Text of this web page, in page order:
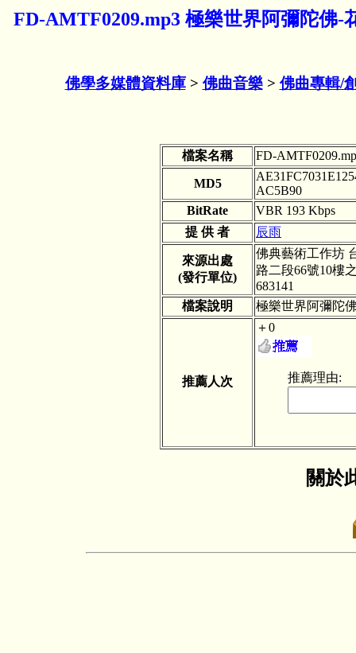
FD-AMTF0209.mp3 極樂世界阿彌陀佛-
佛學多媒體資料庫> 佛曲音樂> 佛曲專輯/
檔案名稱 FD-
MD5
AC5B90
BitRate
VBR 193 Kbps
提 供 者
辰雨
來源出處
(發行單位)
佛典藝術工作坊
路二段66號10樓
683141
檔案說明
極樂世界阿彌陀
推薦人次
＋0
推薦理由:
關於